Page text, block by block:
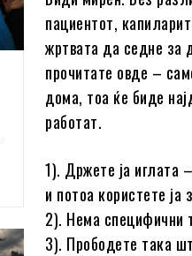
пациентот,
жртвата да седне за
прочитате овде –
дома, тоа ќе биде
работат.
1). Држете ја иглата
и потоа користете ја
2). Нема специфични
3). Прободете така